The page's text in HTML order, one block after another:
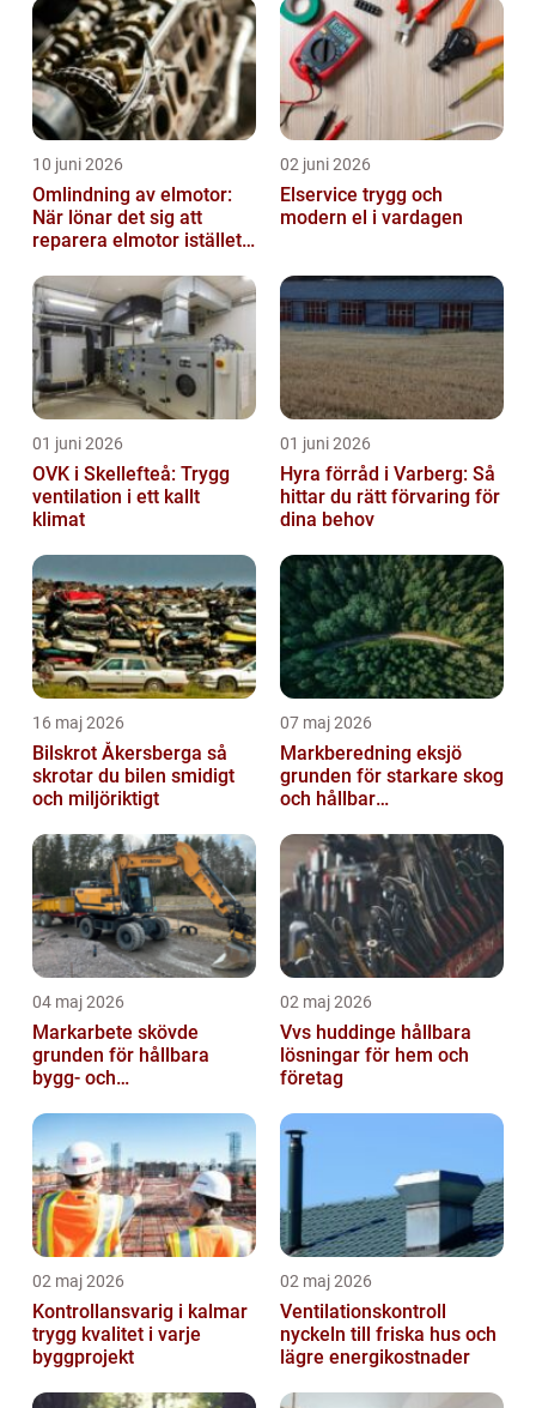
10 juni 2026
Omlindning av elmotor:
När lönar det sig att
reparera elmotor istället
02 juni 2026
Elservice trygg och
modern el i vardagen
01 juni 2026
OVK i Skellefteå: Trygg
ventilation i ett kallt
klimat
01 juni 2026
Hyra förråd i Varberg: Så
hittar du rätt förvaring för
dina behov
16 maj 2026
Bilskrot Åkersberga så
skrotar du bilen smidigt
och miljöriktigt
07 maj 2026
Markberedning eksjö
grunden för starkare skog
och hållbar
04 maj 2026
Markarbete skövde
grunden för hållbara
bygg- och
02 maj 2026
Vvs huddinge hållbara
lösningar för hem och
företag
02 maj 2026
Kontrollansvarig i kalmar
trygg kvalitet i varje
byggprojekt
02 maj 2026
Ventilationskontroll
nyckeln till friska hus och
lägre energikostnader